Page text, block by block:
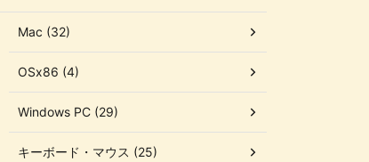
Mac (32)
OSx86 (4)
Windows PC (29)
キーボード・マウス (25)